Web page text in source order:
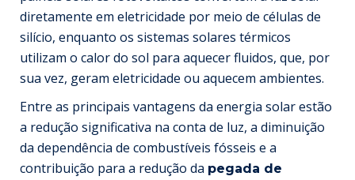
diretamente em eletricidade por meio de células de
silício, enquanto os sistemas solares térmicos
utilizam o calor do sol para aquecer fluidos, que, por
sua vez, geram eletricidade ou aquecem ambientes.
Entre as principais vantagens da energia solar estão
a redução significativa na conta de luz, a diminuição
da dependência de combustíveis fósseis e a
contribuição para a redução da pegada de